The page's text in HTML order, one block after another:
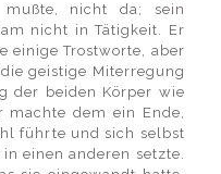
nicht da; sein
nicht in Tätigkeit. Er
einige Trostworte, aber
geistige Miterregung
der beiden Körper wie
machte dem ein Ende,
führte und sich selbst
einen anderen setzte.